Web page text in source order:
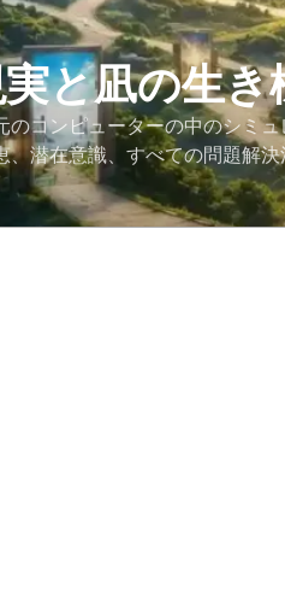
と凪の生き
のコンピューターの中のシミ
、潜在意識、すべての問題解